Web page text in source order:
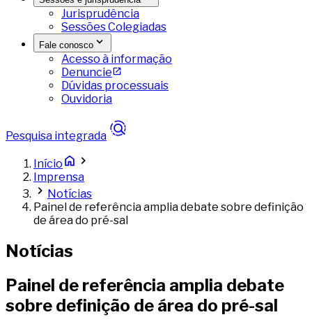
Jurisprudência
Sessões Colegiadas
Fale conosco
Acesso à informação
Denuncie
Dúvidas processuais
Ouvidoria
Pesquisa integrada
Início
Imprensa
Notícias
Painel de referência amplia debate sobre definição
de área do pré-sal
Notícias
Painel de referência amplia debate
sobre definição de área do pré-sal